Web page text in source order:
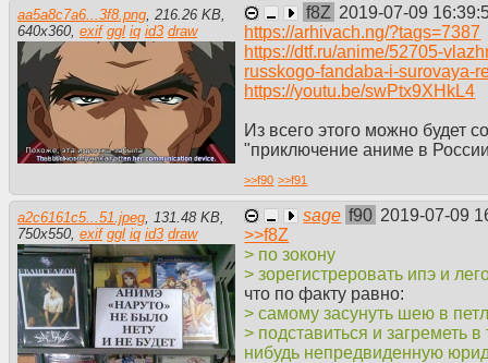
aa5a8c7a6...3f8.png, 216.26 KB,
640x360, exif ggl iq id3 draw
f8Z 2019-07-09
https://arhivach.ng/?tags=7387
https://dtf.ru/anime/52705-
russkogo-fandaba-i-surovaya-
https://youtu.be/swPtx9XHkL4
Из всего этого можно будет
"приключение аниме в
>>f90 >>f91
a2c6161c5...51.jpeg 131.48 KB
750x550 exif ggl iq id3 draw
sage f90 2019-07-09
>>f8Z
> по зокону
> зорегистреровать ипэ и
что по факту равно:
> самому засунуть шею в
> подставиться и загреметь
нибудь непредвиденную